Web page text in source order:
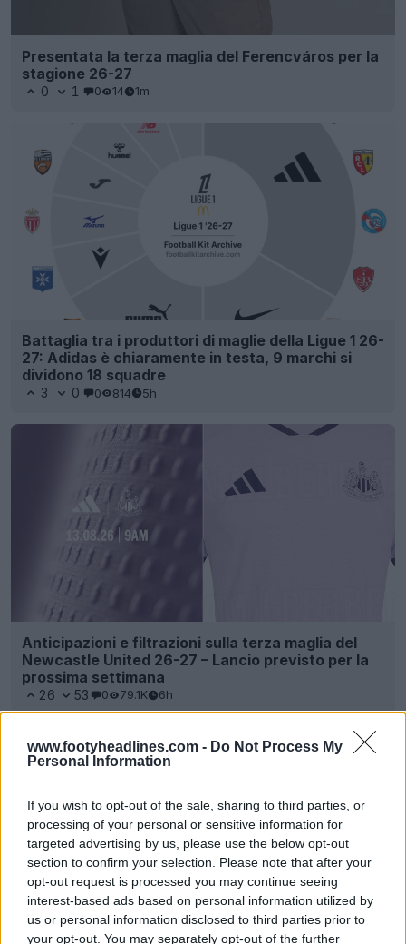
www.footyheadlines.com - Do Not Process My
Personal Information
If you wish to opt-out of the sale, sharing to third parties, or
processing of your personal or sensitive information for
targeted advertising by us, please use the below opt-out
section to confirm your selection. Please note that after your
opt-out request is processed you may continue seeing
interest-based ads based on personal information utilized by
us or personal information disclosed to third parties prior to
your opt-out. You may separately opt-out of the further
Presentata la terza maglia del Ferencváros per la
stagione 26-27
0 1 0 14 1m
Battaglia tra i produttori di maglie della Ligue 1 26-
27: Adidas è chiaramente in testa, 9 marchi si
dividono 18 squadre
3 0 0 814 5h
Anticipazioni e filtrazioni sulla terza maglia del
Newcastle United 26-27 – Lancio previsto per la
prossima settimana
26 53 0 79.1K 6h